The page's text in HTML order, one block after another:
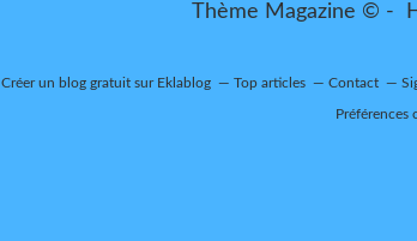
Thème Magazine © -
Créer un blog gratuit sur Eklablog Top articles Contact
Préférences